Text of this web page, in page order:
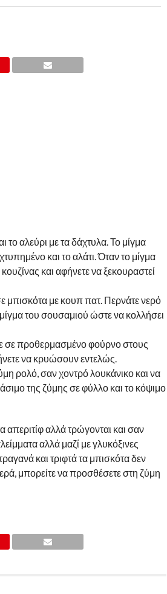
αλεύρι με τα δάχτυλα. Το μίγμα
και το αλάτι. Όταν το μίγμα
και αφήνετε να ξεκουραστεί
μπισκότα με κουπ πατ. Περνάτε νερό
του σουσαμιού ώστε να κολλήσει
σε προθερμασμένο φούρνο στους
να κρυώσουν εντελώς.
ρολό, σαν χοντρό λουκάνικο και να
της ζύμης σε φύλλο και το κόψιμο
απεριτίφ αλλά τρώγονται και σαν
αλλά μαζί με γλυκόξινες
και τριφτά τα μπισκότα δεν
μπορείτε να προσθέσετε στη ζύμη